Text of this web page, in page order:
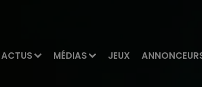
ACTUS MÉDIAS JEUX